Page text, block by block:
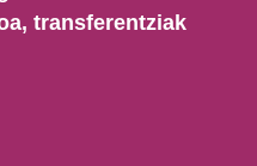
transferentziak